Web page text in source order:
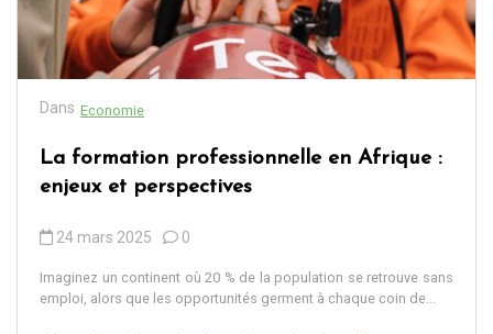
Dans Economie
La formation professionnelle en Afrique :
enjeux et perspectives
24 mars 2025 0
Imaginez un continent où 20 % de la population se retrouve sans
emploi, alors que les opportunités germent à chaque coin de...